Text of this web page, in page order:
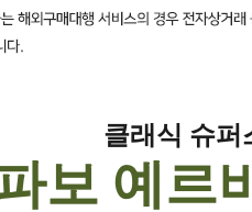
클래식 슈퍼
보 예르